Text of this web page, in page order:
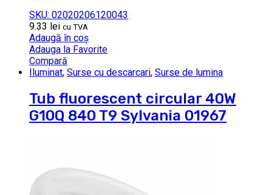
SKU: 02020206120043
9.33 lei cu TVA
Adaugă în coș
Adauga la Favorite
Compară
Iluminat, Surse cu descarcari, Surse de lumina
Tub fluorescent circular 40W
G10Q 840 T9 Sylvania 01967